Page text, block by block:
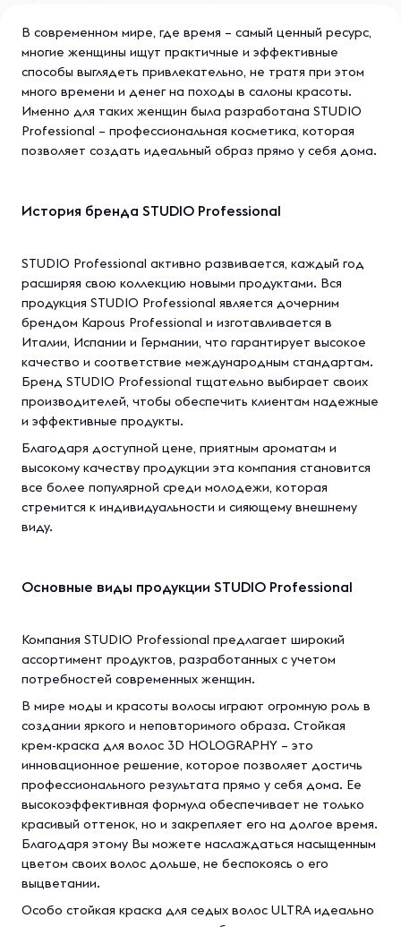
В современном мире, где время – самый ценный ресурс,
многие женщины ищут практичные и эффективные
способы выглядеть привлекательно, не тратя при этом
много времени и денег на походы в салоны красоты.
Именно для таких женщин была разработана STUDIO
Professional – профессиональная косметика, которая
позволяет создать идеальный образ прямо у себя дома.
История бренда STUDIO Professional
STUDIO Professional активно развивается, каждый год
расширяя свою коллекцию новыми продуктами. Вся
продукция STUDIO Professional является дочерним
брендом Kapous Professional и изготавливается в
Италии, Испании и Германии, что гарантирует высокое
качество и соответствие международным стандартам.
Бренд STUDIO Professional тщательно выбирает своих
производителей, чтобы обеспечить клиентам надежные
и эффективные продукты.
Благодаря доступной цене, приятным ароматам и
высокому качеству продукции эта компания становится
все более популярной среди молодежи, которая
стремится к индивидуальности и сияющему внешнему
виду.
Основные виды продукции STUDIO Professional
Компания STUDIO Professional предлагает широкий
ассортимент продуктов, разработанных с учетом
потребностей современных женщин.
В мире моды и красоты волосы играют огромную роль в
создании яркого и неповторимого образа. Стойкая
крем-краска для волос 3D HOLOGRAPHY – это
инновационное решение, которое позволяет достичь
профессионального результата прямо у себя дома. Ее
высокоэффективная формула обеспечивает не только
красивый оттенок, но и закрепляет его на долгое время.
Благодаря этому Вы можете наслаждаться насыщенным
цветом своих волос дольше, не беспокоясь о его
выцветании.
Особо стойкая краска для седых волос ULTRA идеально